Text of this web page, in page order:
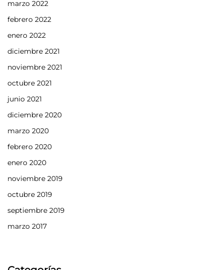
marzo 2022
febrero 2022
enero 2022
diciembre 2021
noviembre 2021
octubre 2021
junio 2021
diciembre 2020
marzo 2020
febrero 2020
enero 2020
noviembre 2019
octubre 2019
septiembre 2019
marzo 2017